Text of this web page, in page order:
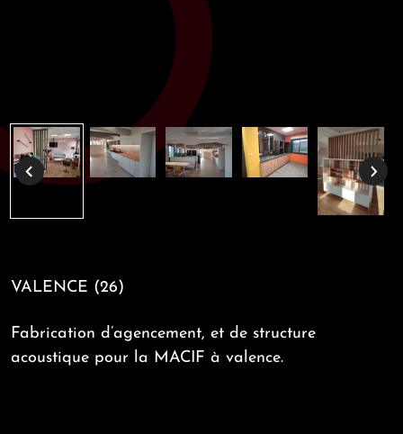
VALENCE (26)
Fabrication d’agencement, et de structure
acoustique pour la MACIF à valence.